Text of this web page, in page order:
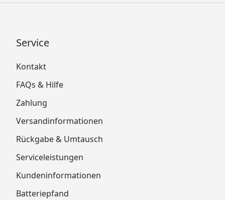
Service
Kontakt
FAQs & Hilfe
Zahlung
Versandinformationen
Rückgabe & Umtausch
Serviceleistungen
Kundeninformationen
Batteriepfand